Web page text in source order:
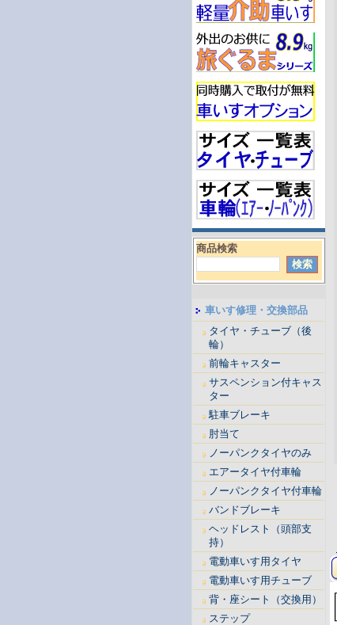
商品検索
車いす修理・交換部品
タイヤ・チューブ（後
輪）
前輪キャスター
サスペンション付キャス
ター
駐車ブレーキ
肘当て
ノーパンクタイヤのみ
エアータイヤ付車輪
ノーパンクタイヤ付車輪
バンドブレーキ
ヘッドレスト（頭部支
持）
電動車いす用タイヤ
電動車いす用チューブ
背・座シート（交換用）
ステップ